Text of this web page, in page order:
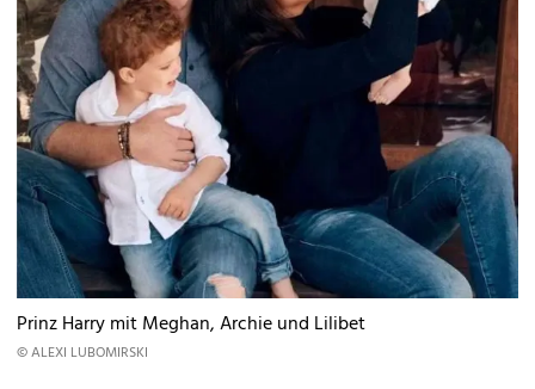
Prinz Harry mit Meghan, Archie und Lilibet
© ALEXI LUBOMIRSKI